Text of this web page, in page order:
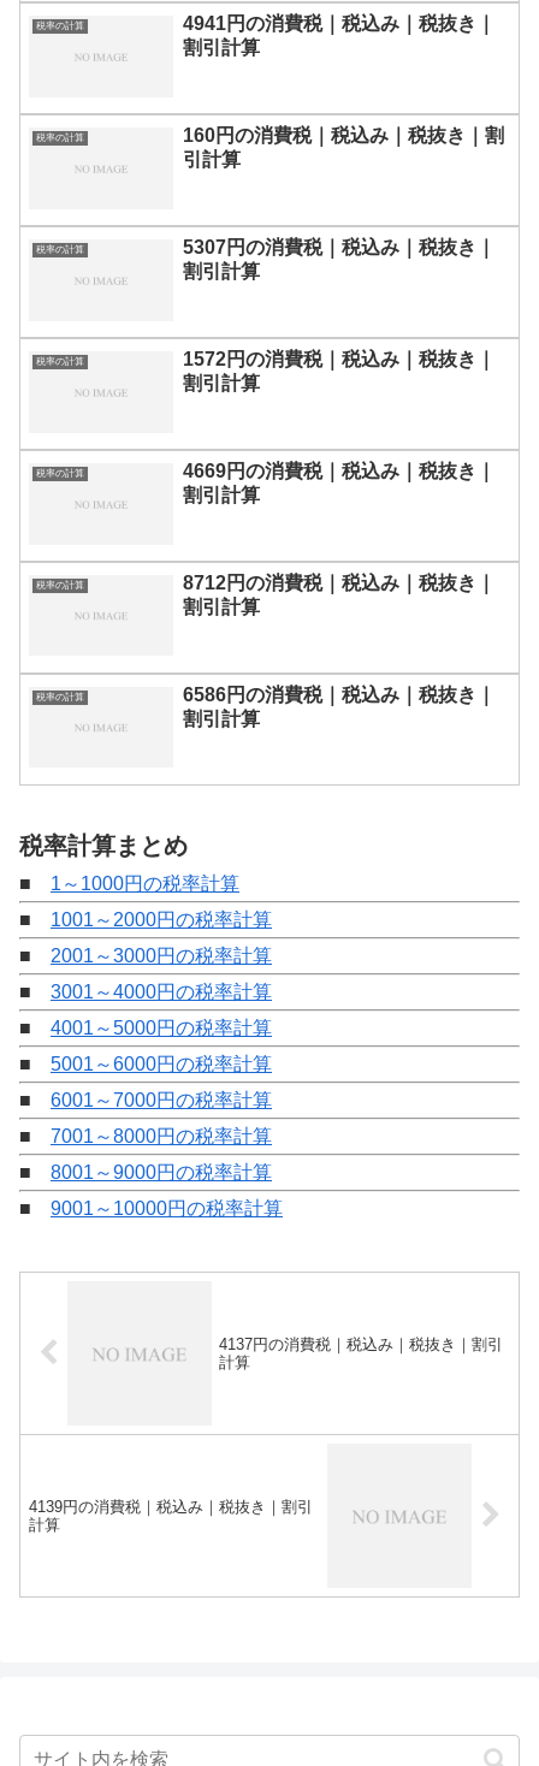
税率の計算
4941円の消費税｜税込み｜税抜き｜
割引計算
税率の計算
160円の消費税｜税込み｜税抜き｜割
引計算
税率の計算
5307円の消費税｜税込み｜税抜き｜
割引計算
税率の計算
1572円の消費税｜税込み｜税抜き｜
割引計算
税率の計算
4669円の消費税｜税込み｜税抜き｜
割引計算
税率の計算
8712円の消費税｜税込み｜税抜き｜
割引計算
税率の計算
6586円の消費税｜税込み｜税抜き｜
割引計算
税率計算まとめ
■ 1～1000円の税率計算
■ 1001～2000円の税率計算
■ 2001～3000円の税率計算
■ 3001～4000円の税率計算
■ 4001～5000円の税率計算
■ 5001～6000円の税率計算
■ 6001～7000円の税率計算
■ 7001～8000円の税率計算
■ 8001～9000円の税率計算
■ 9001～10000円の税率計算
4137円の消費税｜税込み｜税抜き｜割引
計算
4139円の消費税｜税込み｜税抜き｜割引
計算